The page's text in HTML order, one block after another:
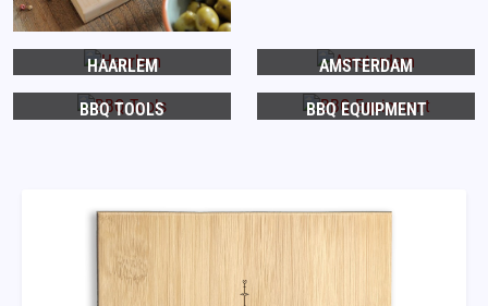
HAARLEM AMSTERDAM
BBQ TOOLS BBQ EQUIPMENT